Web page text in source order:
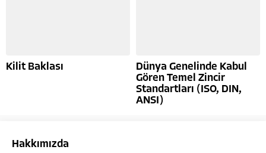
Kilit Baklası
Dünya Genelinde Kabul
Gören Temel Zincir
Standartları (ISO, DIN,
ANSI)
Hakkımızda